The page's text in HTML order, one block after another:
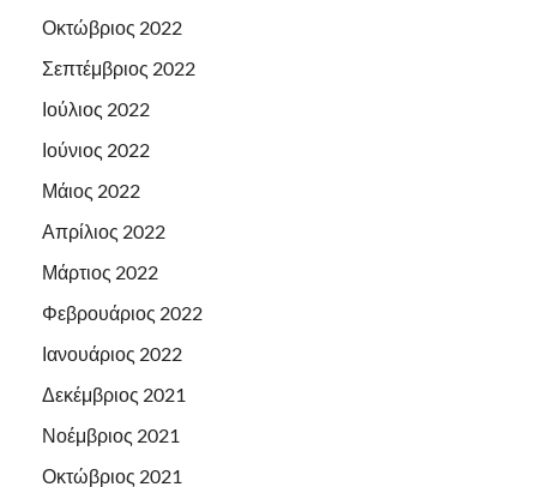
Οκτώβριος 2022
Σεπτέμβριος 2022
Ιούλιος 2022
Ιούνιος 2022
Μάιος 2022
Απρίλιος 2022
Μάρτιος 2022
Φεβρουάριος 2022
Ιανουάριος 2022
Δεκέμβριος 2021
Νοέμβριος 2021
Οκτώβριος 2021